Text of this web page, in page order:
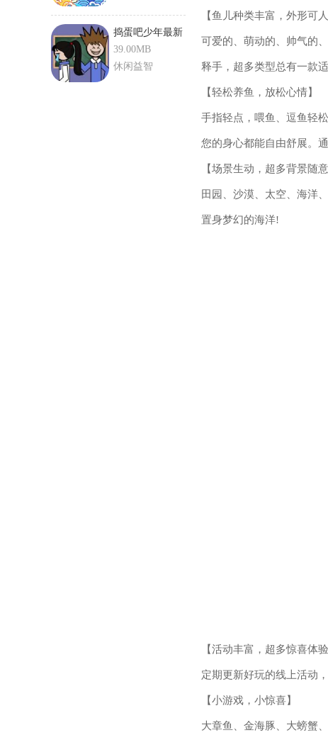
捣蛋吧少年最新
版
39.00MB
休闲益智
【鱼儿种类丰富，外形可人
可爱的、萌动的、帅气的
释手，超多类型总有一款适
【轻松养鱼，放松心情】
手指轻点，喂鱼、逗鱼轻
您的身心都能自由舒展。
【场景生动，超多背景随意
田园、沙漠、太空、海洋
置身梦幻的海洋!
【活动丰富，超多惊喜体验
定期更新好玩的线上活动
【小游戏，小惊喜】
大章鱼、金海豚、大螃蟹